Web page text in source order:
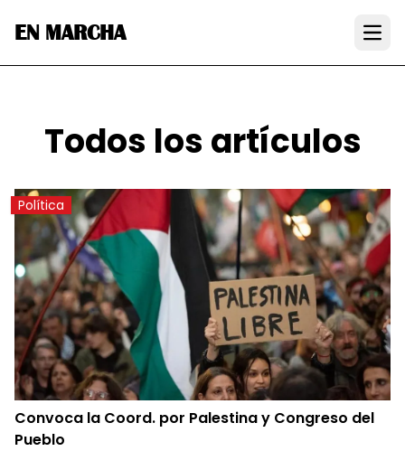
EN MARCHA
Todos los artículos
Política
Convoca la Coord. por Palestina y Congreso del
Pueblo